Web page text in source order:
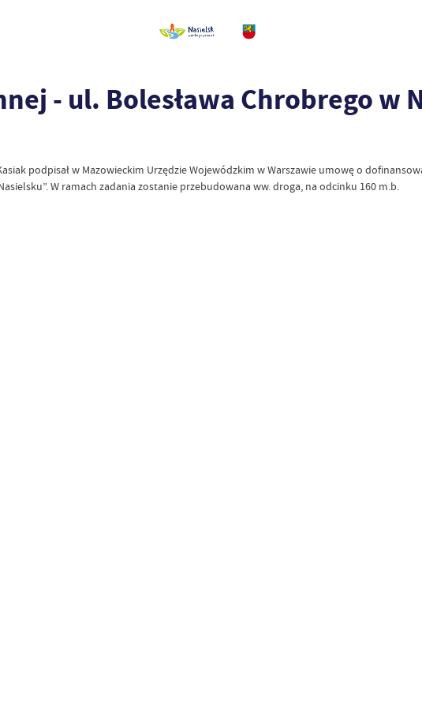
- ul. Bolesława Chrobrego w
podpisał w Mazowieckim Urzędzie Wojewódzkim w Warszawie umowę o
W ramach zadania zostanie przebudowana ww. droga, na odcinku 160 m.b.